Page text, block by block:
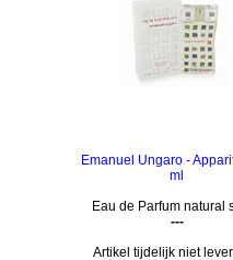
Emanuel Ungaro -
ml
Eau de Parfum natural
---
Artikel tijdelijk niet